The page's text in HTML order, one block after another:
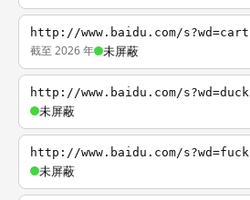
http://www.baidu.com/s?wd=cart
截至 2026 年 未屏蔽
http://www.baidu.com/s?wd=duck
未屏蔽
http://www.baidu.com/s?wd=fuck
未屏蔽